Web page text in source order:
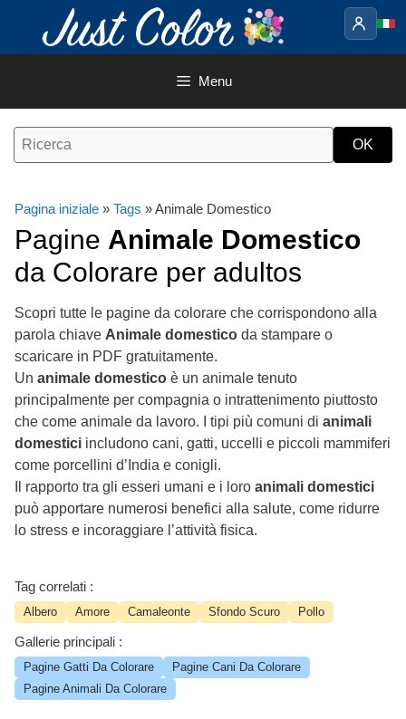
contenuto
Menu
Pagina iniziale » Tags » Animale Domestico
Pagine Animale Domestico
da Colorare per adultos
Scopri tutte le pagine da colorare che corrispondono alla
parola chiave Animale domestico da stampare o
scaricare in PDF gratuitamente.
Un animale domestico è un animale tenuto
principalmente per compagnia o intrattenimento piuttosto
che come animale da lavoro. I tipi più comuni di animali
domestici includono cani, gatti, uccelli e piccoli mammiferi
come porcellini d’India e conigli.
Il rapporto tra gli esseri umani e i loro animali domestici
può apportare numerosi benefici alla salute, come ridurre
lo stress e incoraggiare l’attività fisica.
Tag correlati :
Albero Amore Camaleonte Sfondo Scuro Pollo
Gallerie principali :
Pagine Gatti Da Colorare
Pagine Cani Da Colorare
Pagine Animali Da Colorare